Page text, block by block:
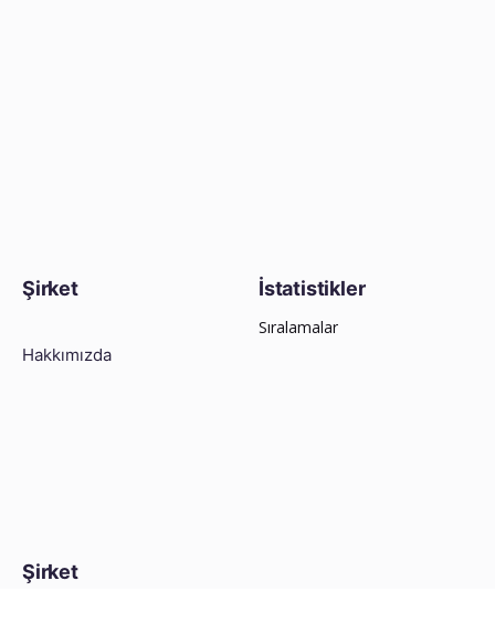
Şirket
Hakkımızda
İstatistikler
Sıralamalar
Şirket